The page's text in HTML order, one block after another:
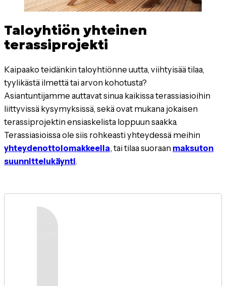
Taloyhtiön yhteinen
terassiprojekti
Kaipaako teidänkin taloyhtiönne uutta, viihtyisää tilaa,
tyylikästä ilmettä tai arvon kohotusta?
Asiantuntijamme auttavat sinua kaikissa terassiasioihin
liittyvissä kysymyksissä, sekä ovat mukana jokaisen
terassiprojektin ensiaskelista loppuun saakka.
Terassiasioissa ole siis rohkeasti yhteydessä meihin
yhteydenottolomakkeella, tai tilaa suoraan maksuton
suunnittelukäynti.